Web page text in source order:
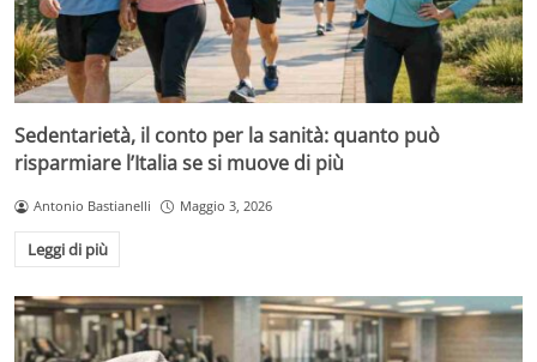
Sedentarietà, il conto per la sanità: quanto può
risparmiare l’Italia se si muove di più
Antonio Bastianelli Maggio 3, 2026
Leggi di più